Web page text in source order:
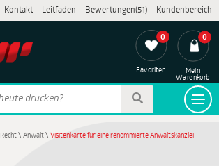
Kontakt Leitfaden Bewertungen(51) Kundenbereich
0
Favoriten
0
Mein
Warenkorb
Recht\ Anwalt\ Visitenkarte für eine renommierte Anwaltskanzlei